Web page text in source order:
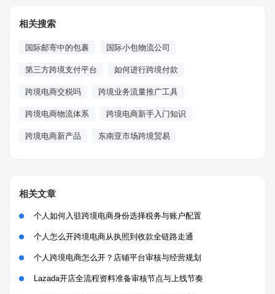
相关搜索
国际邮寄中的包裹 国际小包物流公司
第三方跨境支付平台 如何进行跨境付款
跨境电商交税吗 跨境业务流量推广工具
跨境电商物流体系 跨境电商新手入门知识
跨境电商新产品 东南亚市场跨境贸易
相关文章
个人如何入驻跨境电商身份选择税务与账户配置
个人怎么开跨境电商从执照到收款全链路走通
个人跨境电商怎么开？店铺平台审核与经营规划
Lazada开店全流程资料准备审核节点与上线节奏